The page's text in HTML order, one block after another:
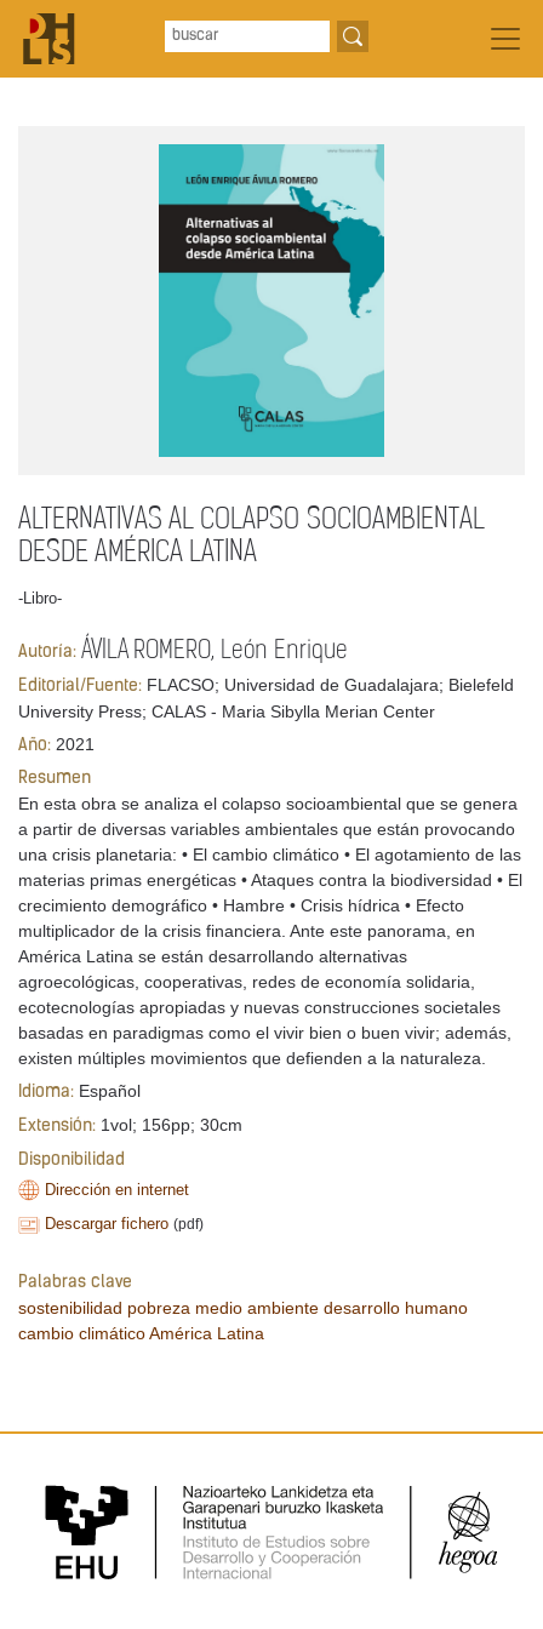
ALTERNATIVAS AL COLAPSO SOCIOAMBIENTAL
DESDE AMÉRICA LATINA
-Libro-
Autoría: ÁVILA ROMERO, León Enrique
Editorial/Fuente: FLACSO; Universidad de Guadalajara; Bielefeld
University Press; CALAS - Maria Sibylla Merian Center
Año: 2021
Resumen
En esta obra se analiza el colapso socioambiental que se genera
a partir de diversas variables ambientales que están provocando
una crisis planetaria: • El cambio climático • El agotamiento de las
materias primas energéticas • Ataques contra la biodiversidad • El
crecimiento demográfico • Hambre • Crisis hídrica • Efecto
multiplicador de la crisis financiera. Ante este panorama, en
América Latina se están desarrollando alternativas
agroecológicas, cooperativas, redes de economía solidaria,
ecotecnologías apropiadas y nuevas construcciones societales
basadas en paradigmas como el vivir bien o buen vivir; además,
existen múltiples movimientos que defienden a la naturaleza.
Idioma: Español
Extensión: 1vol; 156pp; 30cm
Disponibilidad
Dirección en internet
Descargar fichero (pdf)
Palabras clave
sostenibilidad pobreza medio ambiente desarrollo humano
cambio climáticoAmérica Latina